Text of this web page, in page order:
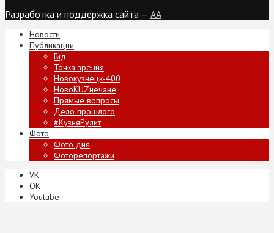
Разработка и поддержка сайта — AA
Новости
Публикации
Гид
Точка зрения
Новокузнецк-400
НовоKUZнечане
Прямые вопросы
Дело прошлого
#КузняРулит
Фото
Фото дня
Фоторепортажи
VK
ОК
Youtube